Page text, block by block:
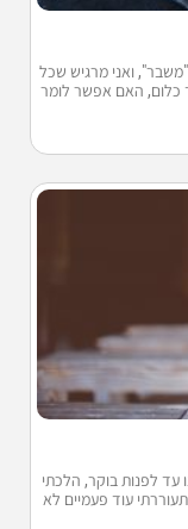
"משבר", ואני מרגיש שכל
כלום, האם אפשר לומר
עד לפנות בוקר, הלכתי
עוד פעמיים לא